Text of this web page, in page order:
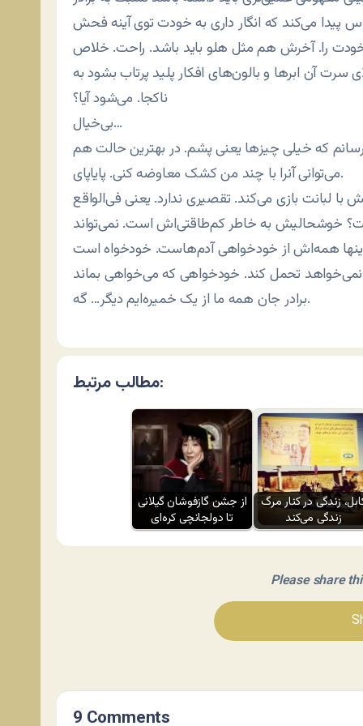
پیدا می‌کند که انگار داری به خودت توی آینه فحش
سرت آن ابرها و بالون‌های افکار پلید پرتاب بشود به
ناکجا. می‌شود آیا؟
بی‌خیال…
که خیلی چیزها یعنی پشم. در بهترین حالت هم
می‌توانی آنرا با چند من کشک معاوضه کنی. پایاپای.
لبانت بازی می‌کند. تقصیری ندارد. یعنی فی‌الواقع
خوشحالیش به خاطر کم‌طاقتی‌اش است. نمی‌تواند
همه‌اش از خودخواهی آدم‌هاست. خودخواه است
برادر جان همه ما از یک خمیره‌ایم دیگر… گه.
مطالب مرتبط:
از جشن گازفوشان گیلانی
تا دولجانچی کره‌ای
زندگی در کنار مرگ
زندگی می‌کند
Please share
9 Comments